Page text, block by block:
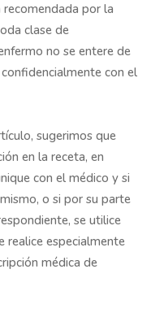
por la
clase de
no se entere de
con el
sugerimos que
en la receta, en
con el médico y si
o si por su parte
se utilice
realice especialmente
médica de